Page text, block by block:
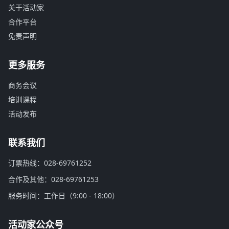
关于活动家
合作平台
免责声明
更多服务
商务会议
培训课程
活动发布
联系我们
订票热线：028-69761252
合作及其他：028-69761253
服务时间：工作日（9:00 - 18:00）
活动家公众号